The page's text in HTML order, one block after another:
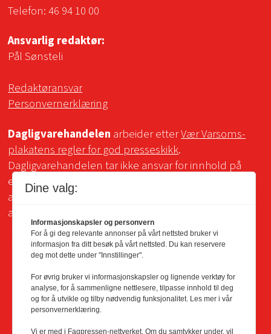
Telefon:46 94 10 00
Ansvarlig redaktør:
Pål Sønsteli
Redaktøransvar
Personvernerklæring
Dagligvarehandelen arbeider etterVær Varsoms-
plakatens regler for god presseskikk.
Dagligvarehandelen tar ikke ansvar for innhold på
eksterne sider som det lenkes til. Kopiering for bruk
av Dagligvarehandelens materiale er ikke tillatt uten
avtale.
Dine valg:
Informasjonskapsler og personvern
For å gi deg relevante annonser på vårt nettsted bruker vi
informasjon fra ditt besøk på vårt nettsted. Du kan reservere
deg mot dette under "Innstillinger".
For øvrig bruker vi informasjonskapsler og lignende verktøy for
analyse, for å sammenligne nettlesere, tilpasse innhold til deg
og for å utvikle og tilby nødvendig funksjonalitet. Les mer i vår
personvernerklæring.
Vi er med i Fagpressen-nettverket. Om du samtykker under, vil